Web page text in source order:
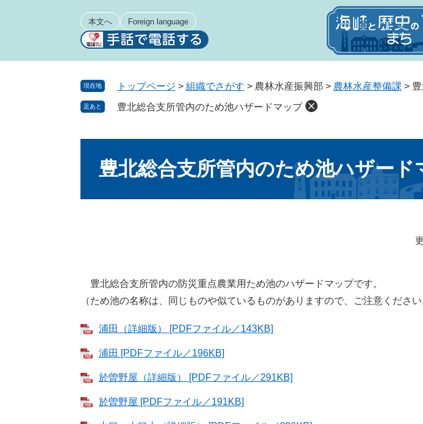
本文へ Foreign language
現在地 トップページ > 組織でさがす > 農林水産振興部 > 農林水産整備課 >
足あと 豊北総合支所管内のため池ハザードマップ
豊北総合支所管内のため池ハザード
豊北総合支所管内の防災重点農業用ため池のハザードマップです。
（ため池の名称は、同じものや似ているものがありますので、ご注意ください
浦田（詳細版） [PDFファイル／143KB]
浦田 [PDFファイル／196KB]
於曽野屋（詳細版） [PDFファイル／291KB]
於曽野屋 [PDFファイル／191KB]